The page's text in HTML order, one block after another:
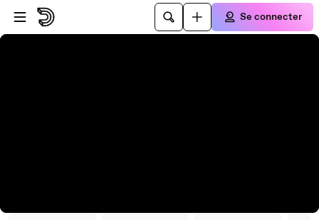
Passer au player
Passer au contenu principal
Se connecter